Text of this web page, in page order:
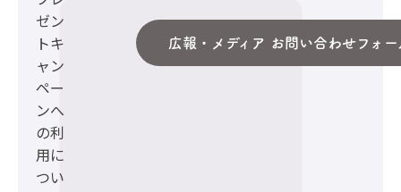
ゼン
トキ
ャン
ペー
ンへ
の利
用に
つい
広報・メディア お問い合わせフォー